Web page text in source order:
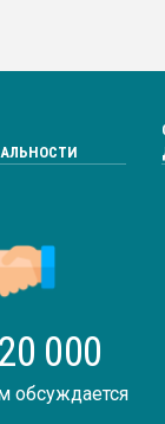
000
обсуждается